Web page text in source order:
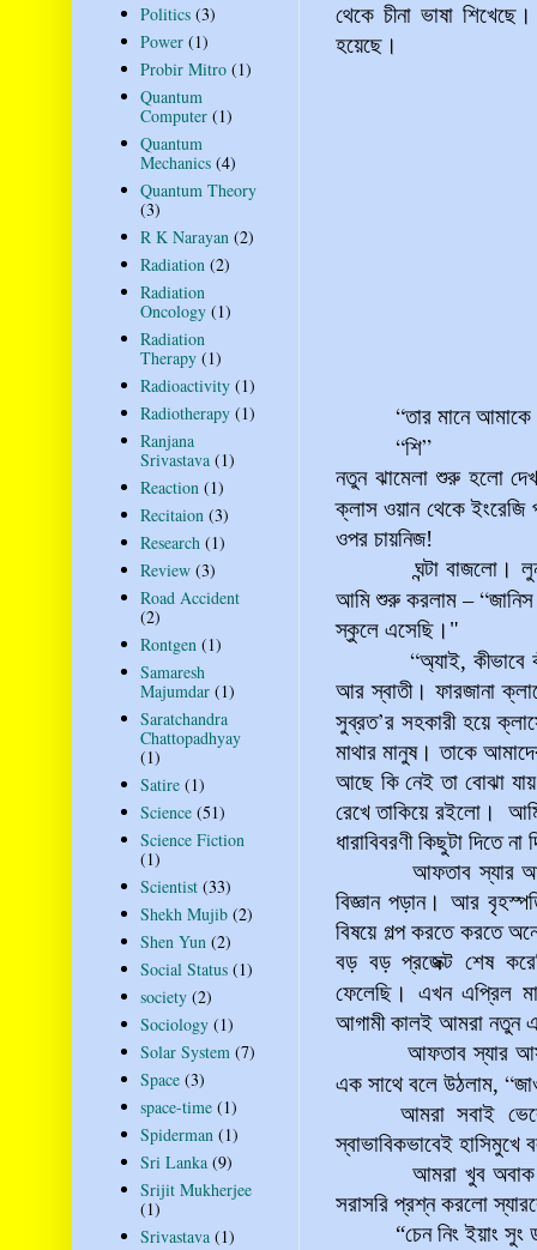
থেকে চীনা ভাষা
হয়েছে।
“তার মানে আমাকে
“শি”
নতুন ঝামেলা শুরু হলো
ক্লাস ওয়ান থেকে
ওপর চায়নিজ!
ঘন্টা বাজলো। লুনা
আমি শুরু করলাম– “
স্কুলে এসেছি ।"
“অ্যাই, কীভাবে
আর স্বাতী। ফারজানা
সুব্রত’র সহকারী হয়ে
মাথার মানুষ। তাকে
আছে কি নেই তা বোঝা
রেখে তাকিয়ে রইলো।
ধারাবিবরণী কিছুটা দিতে না
আফতাব স্যার আমাদের
বিজ্ঞান পড়ান। আর
বিষয়ে গল্প করতে করতে
বড় বড় প্রজেক্ট শেষ
ফেলেছি। এখন এপ্রিল
আগামী কালই আমরা নতুন
আফতাব স্যার আসার
এক সাথে বলে উঠলাম, “
আমরা সবাই
স্বাভাবিকভাবেই
আমরা খুব অবাক হয়ে
সরাসরি প্রশ্ন করলো
“চেন নিং ইয়াং সুং
Politics (3)
Power (1)
Probir Mitro (1)
Quantum
Computer (1)
Quantum
Mechanics (4)
Quantum Theory
(3)
R K Narayan (2)
Radiation (2)
Radiation
Oncology (1)
Radiation
Therapy (1)
Radioactivity (1)
Radiotherapy (1)
Ranjana
Srivastava (1)
Reaction (1)
Recitaion (3)
Research (1)
Review (3)
Road Accident
(2)
Rontgen (1)
Samaresh
Majumdar (1)
Saratchandra
Chattopadhyay
(1)
Satire (1)
Science (51)
Science Fiction
(1)
Scientist (33)
Shekh Mujib (2)
Shen Yun (2)
Social Status (1)
society (2)
Sociology (1)
Solar System (7)
Space (3)
space-time (1)
Spiderman (1)
Sri Lanka (9)
Srijit Mukherjee
(1)
Srivastava (1)